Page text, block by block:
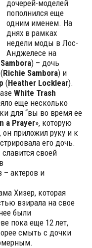
дочерей-моделей
пополнился еще
одним именем. На
днях в рамках
недели моды в Лос-
Анджелесе на
) – дочь
Richie Sambora) и
(Heather Locklear).
White Trash
еще несколько
для “вы во время ее
a Prayer», которую
он приложил руку и к
его дочь.
славится своей
актеров и
Хизер, которая
взирала на свое
были
пока еще 12 лет,
смыть с дочки